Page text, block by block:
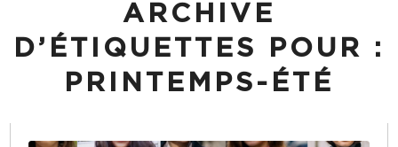
ARCHIVE
D’ÉTIQUETTES POUR :
PRINTEMPS-ÉTÉ